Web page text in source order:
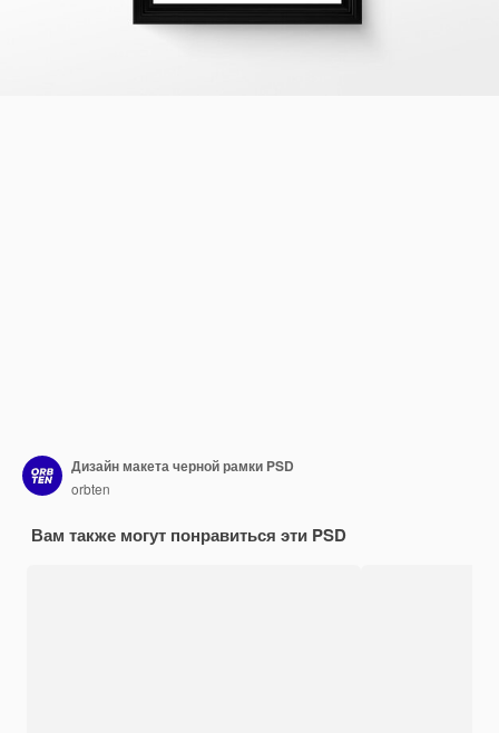
Дизайн макета черной рамки PSD
orbten
Вам также могут понравиться эти PSD